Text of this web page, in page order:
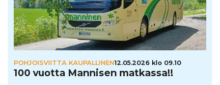
POHJOISVIITTA KAUPALLINEN12.05.2026 klo 09.10
100 vuotta Mannisen matkassa!!